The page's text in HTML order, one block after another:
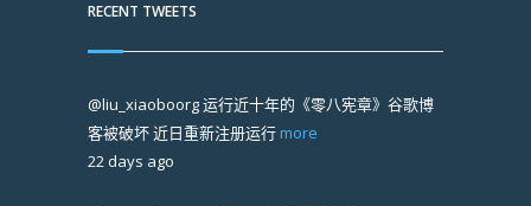
RECENT TWEETS
@liu_xiaoboorg运行近十年的《零八宪章》谷歌博
客被破坏 近日重新注册运行 more
22 days ago